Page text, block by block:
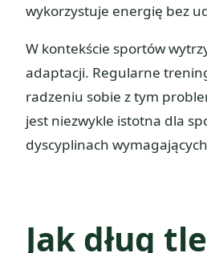
wykorzystuje energię bez
W kontekście sportów
adaptacji. Regularne
radzeniu sobie z tym
jest niezwykle istotna dla
dyscyplinach
Jak dług